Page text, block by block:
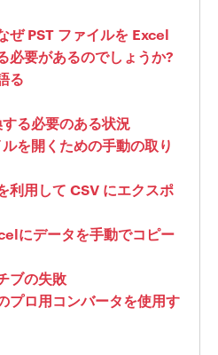
ぜ PST ファイルを Excel
必要があるのでしょうか?
る
る必要のある状況
を開くための手動の取り
利用して CSV にエクスポ
にデータを手動でコピー
ブの失敗
プロ用コンバータを使用す